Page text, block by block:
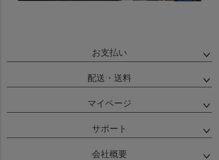
お支払い
配送・送料
マイページ
サポート
会社概要